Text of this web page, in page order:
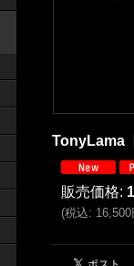
TonyLama
販売価格:
(税込: 16,500